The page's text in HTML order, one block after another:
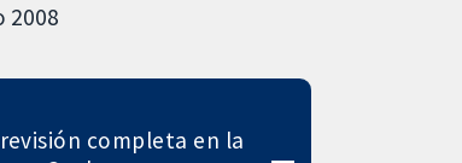
2008
completa en la